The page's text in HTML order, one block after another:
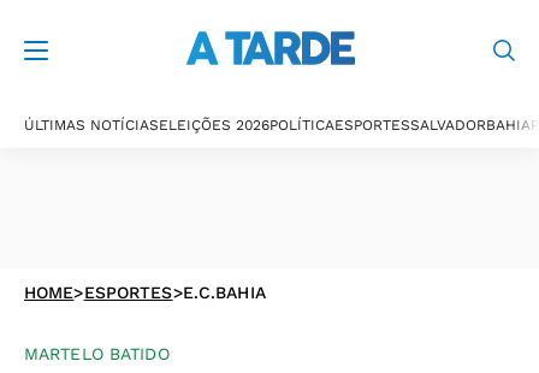
ÚLTIMAS NOTÍCIASELEIÇÕES 2026POLÍTICAESPORTESSALVADORBAHIA
HOME>ESPORTES>E.C.BAHIA
MARTELO BATIDO